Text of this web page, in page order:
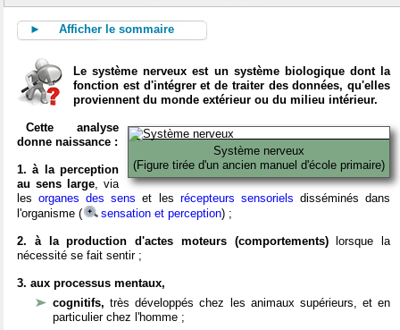
► Afficher le sommaire
Le système nerveux est un système biologique dont la
fonction est d'intégrer et de traiter des données, qu'elles
proviennent du monde extérieur ou du milieu intérieur.
Système nerveux
(Figure tirée d'un ancien manuel d'école primaire)
Cette analyse
donne naissance :
1. à la perception
au sens large, via
lesorganes des sens et les récepteurs sensoriels disséminés dans
l'organisme (
sensation et perception) ;
2. à la production d'actes moteurs (comportements)lorsque la
nécessité se fait sentir ;
3. aux processus mentaux,
cognitifs,très développés chez les animaux supérieurs, et en
particulier chez l'homme ;